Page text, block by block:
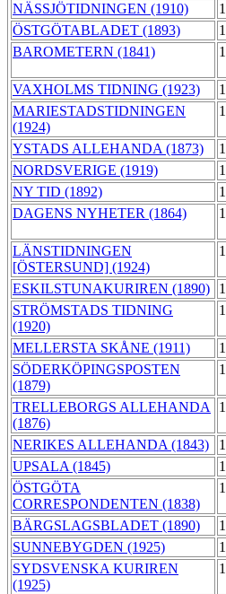
NÄSSJÖTIDNINGEN (1910)
ÖSTGÖTABLADET (1893)
BAROMETERN (1841)
VAXHOLMS TIDNING (1923)
MARIESTADSTIDNINGEN
(1924)
YSTADS ALLEHANDA (1873)
NORDSVERIGE (1919)
NY TID (1892)
DAGENS NYHETER (1864)
LÄNSTIDNINGEN
[ÖSTERSUND] (1924)
ESKILSTUNAKURIREN (1890)
STRÖMSTADS TIDNING
(1920)
MELLERSTA SKÅNE (1911)
SÖDERKÖPINGSPOSTEN
(1879)
TRELLEBORGS ALLEHANDA
(1876)
NERIKES ALLEHANDA (1843)
UPSALA (1845)
ÖSTGÖTA
CORRESPONDENTEN (1838)
BÄRGSLAGSBLADET (1890)
SUNNEBYGDEN (1925)
SYDSVENSKA KURIREN
(1925)